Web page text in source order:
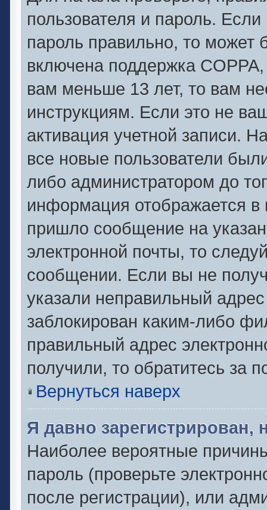
пользователя и пароль.
пароль правильно, то может
включена поддержка
вам меньше 13 лет, то вам
инструкциям. Если это не
активация учетной записи.
все новые пользователи
либо администратором до
информация отображается в
пришло сообщение на
электронной почты, то
сообщении. Если вы не
указали неправильный
заблокирован каким-либо
правильный адрес
получили, то обратитесь
Вернуться наверх
Я давно зарегистрирован,
Наиболее вероятные
пароль (проверьте
после регистрации), или